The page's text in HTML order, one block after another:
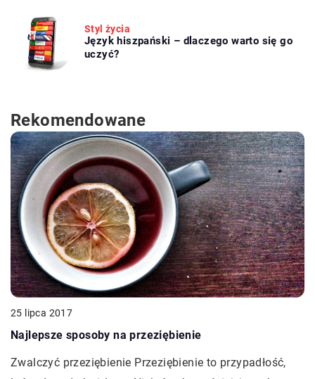
Styl życia
Język hiszpański – dlaczego warto się go
uczyć?
Rekomendowane
25 lipca 2017
Najlepsze sposoby na przeziębienie
Zwalczyć przeziębienie Przeziębienie to przypadłość,